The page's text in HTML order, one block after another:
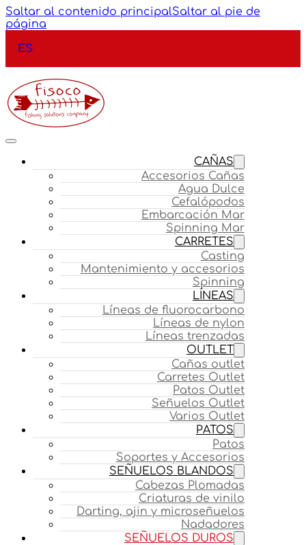
Saltar al contenido principalSaltar al pie de
página
ES
CAÑAS
Accesorios Cañas
Agua Dulce
Cefalópodos
Embarcación Mar
Spinning Mar
CARRETES
Casting
Mantenimiento y accesorios
Spinning
LÍNEAS
Líneas de fluorocarbono
Líneas de nylon
Líneas trenzadas
OUTLET
Cañas outlet
Carretes Outlet
Patos Outlet
Señuelos Outlet
Varios Outlet
PATOS
Patos
Soportes y Accesorios
SEÑUELOS BLANDOS
Cabezas Plomadas
Criaturas de vinilo
Darting, ajin y microseñuelos
Nadadores
SEÑUELOS DUROS